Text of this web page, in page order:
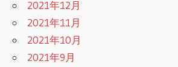
2021年12月
2021年11月
2021年10月
2021年9月